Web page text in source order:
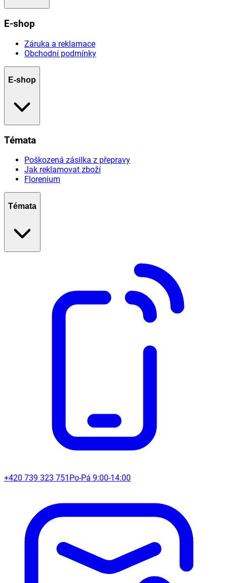
E-shop
Záruka a reklamace
Obchodní podmínky
E-shop
Témata
Poškozená zásilka z přepravy
Jak reklamovat zboží
Florenium
Témata
+420 739 323 751 Po-Pá 9:00-14:00